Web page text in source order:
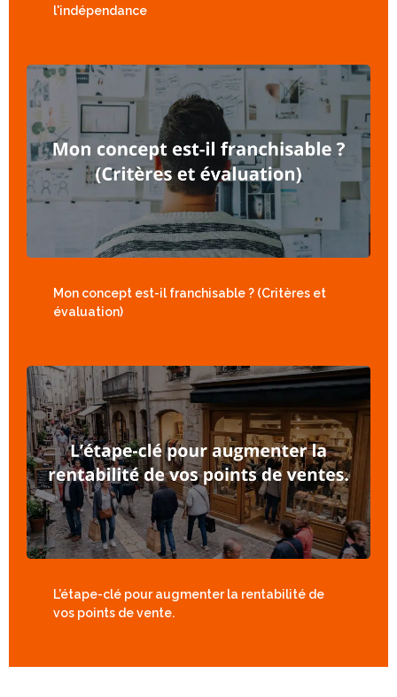
l'indépendance
Mon concept est-il franchisable ? (Critères et
évaluation)
L’étape-clé pour augmenter la rentabilité de
vos points de vente.